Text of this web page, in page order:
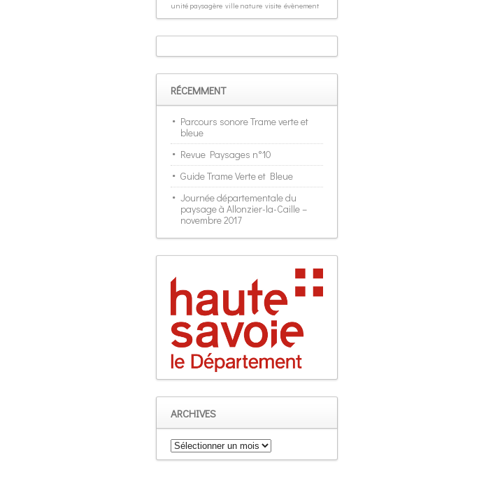
unité paysagère ville nature visite évènement
RÉCEMMENT
Parcours sonore Trame verte et
bleue
Revue Paysages n°10
Guide Trame Verte et Bleue
Journée départementale du
paysage à Allonzier-la-Caille –
novembre 2017
ARCHIVES
Archives